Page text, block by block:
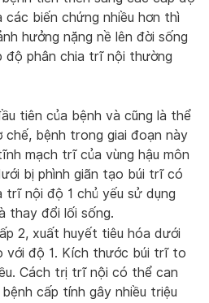
biến chứng nhiều hơn thì
hưởng nặng nề lên đời sống
độ phân chia trĩ nội thường
tiên của bệnh và cũng là thể
chế, bệnh trong giai đoạn này
mạch trĩ của vùng hậu môn
bị phình giãn tạo búi trĩ có
trĩ nội độ 1 chủ yếu sử dụng
thay đổi lối sống.
2, xuất huyết tiêu hóa dưới
với độ 1. Kích thước búi trĩ to
Cách trị trĩ nội có thể can
cấp tính gây nhiều triệu